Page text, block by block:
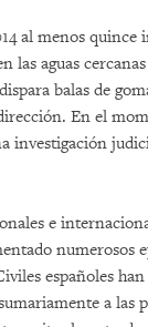
al menos quince
las aguas
balas de
En el
investigación
e
numerosos
españoles
a las